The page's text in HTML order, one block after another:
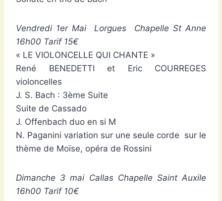
Vendredi 1er Mai Lorgues Chapelle St Anne
16h00 Tarif 15€
« LE VIOLONCELLE QUI CHANTE »
René BENEDETTI et Eric COURREGES
violoncelles
J. S. Bach : 3ème Suite
Suite de Cassado
J. Offenbach duo en si M
N. Paganini variation sur une seule corde sur le
thème de Moïse, opéra de Rossini
Dimanche 3 mai Callas Chapelle Saint Auxile
16h00 Tarif 10€